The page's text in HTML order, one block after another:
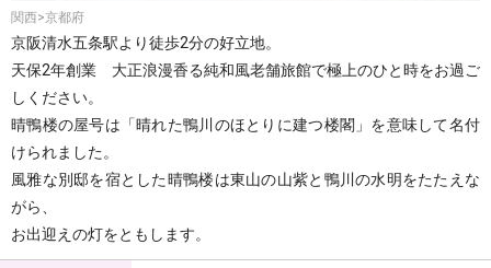
関西>京都府
京阪清水五条駅より徒歩2分の好立地。
天保2年創業 大正浪漫香る純和風老舗旅館で極上のひと時をお過ご
しください。
晴鴨楼の屋号は「晴れた鴨川のほとりに建つ楼閣」を意味して名付
けられました。
風雅な別邸を宿とした晴鴨楼は東山の山紫と鴨川の水明をたたえな
がら、
お出迎えの灯をともします。